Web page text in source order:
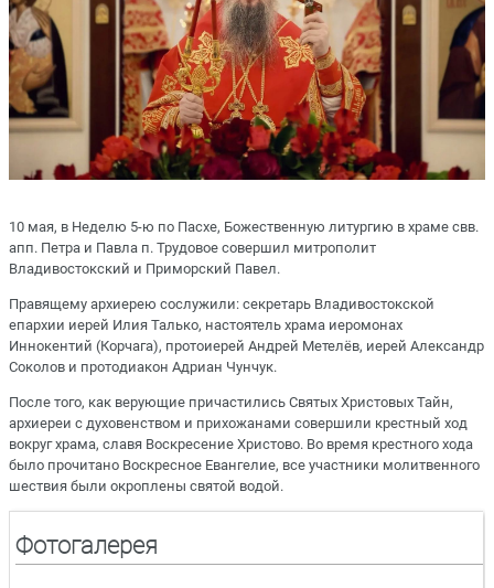
10 мая, в Неделю 5-ю по Пасхе, Божественную литургию в храме свв.
апп. Петра и Павла п. Трудовое совершил митрополит
Владивостокский и Приморский Павел.
Правящему архиерею сослужили: секретарь Владивостокской
епархии иерей Илия Талько, настоятель храма иеромонах
Иннокентий (Корчага), протоиерей Андрей Метелёв, иерей Александр
Соколов и протодиакон Адриан Чунчук.
После того, как верующие причастились Святых Христовых Тайн,
архиереи с духовенством и прихожанами совершили крестный ход
вокруг храма, славя Воскресение Христово. Во время крестного хода
было прочитано Воскресное Евангелие, все участники молитвенного
шествия были окроплены святой водой.
Фотогалерея